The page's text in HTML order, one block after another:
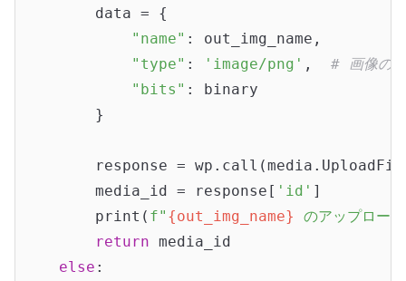
        data = {
"name" : out_img_name,
"type" : 'image/png' , # 画像の
"bits" : binary
        }
response =
        media_id = response[
'id' ]
        print(
f" {out_img_name}
のアップロー
return media_id
else :